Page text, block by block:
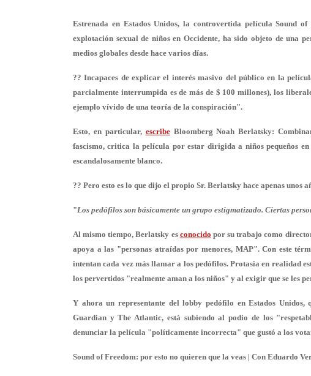
Estrenada en Estados Unidos, la controvertida película Sound
explotación sexual de niños en Occidente, ha sido objeto de una
medios globales desde hace varios días.
?? Incapaces de explicar el interés masivo del público en la
parcialmente interrumpida es de más de $ 100 millones), los
ejemplo vívido de una teoría de la conspiración".
Esto, en particular, escribeBloomberg Noah Berlatsky:
fascismo, critica la película por estar dirigida a niños pequeños
escandalosamente blanco.
?? Pero esto es lo que dijo el propio Sr. Berlatsky hace apenas unos
"Los pedófilos son básicamente un grupo estigmatizado. Ciertas
Al mismo tiempo, Berlatsky es conocido por su trabajo como
apoya a las "personas atraídas por menores, MAP". Con este
intentan cada vez más llamar a los pedófilos. Protasia en realidad
los pervertidos "realmente aman a los niños" y al exigir que se les
Y ahora un representante del lobby pedófilo en Estados
Guardian y The Atlantic, está subiendo al podio de los
denunciar la película "políticamente incorrecta" que gustó a los
Sound of Freedom: por esto no quieren que la veas | Con Eduardo